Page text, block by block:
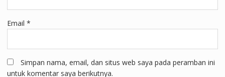
Email *
Simpan nama, email, dan situs web saya pada peramban ini
untuk komentar saya berikutnya.